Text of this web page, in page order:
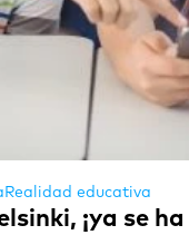
Realidad educativa
¡ya se